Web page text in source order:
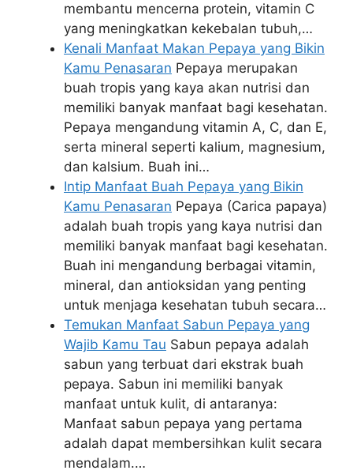
membantu mencerna protein, vitamin C
yang meningkatkan kekebalan tubuh,…
Kenali Manfaat Makan Pepaya yang Bikin
Kamu Penasaran Pepaya merupakan
buah tropis yang kaya akan nutrisi dan
memiliki banyak manfaat bagi kesehatan.
Pepaya mengandung vitamin A, C, dan E,
serta mineral seperti kalium, magnesium,
dan kalsium. Buah ini…
Intip Manfaat Buah Pepaya yang Bikin
Kamu Penasaran Pepaya (Carica papaya)
adalah buah tropis yang kaya nutrisi dan
memiliki banyak manfaat bagi kesehatan.
Buah ini mengandung berbagai vitamin,
mineral, dan antioksidan yang penting
untuk menjaga kesehatan tubuh secara…
Temukan Manfaat Sabun Pepaya yang
Wajib Kamu Tau Sabun pepaya adalah
sabun yang terbuat dari ekstrak buah
pepaya. Sabun ini memiliki banyak
manfaat untuk kulit, di antaranya:
Manfaat sabun pepaya yang pertama
adalah dapat membersihkan kulit secara
mendalam.…